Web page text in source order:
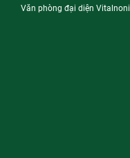
Văn phòng đại diện Vitalnoni